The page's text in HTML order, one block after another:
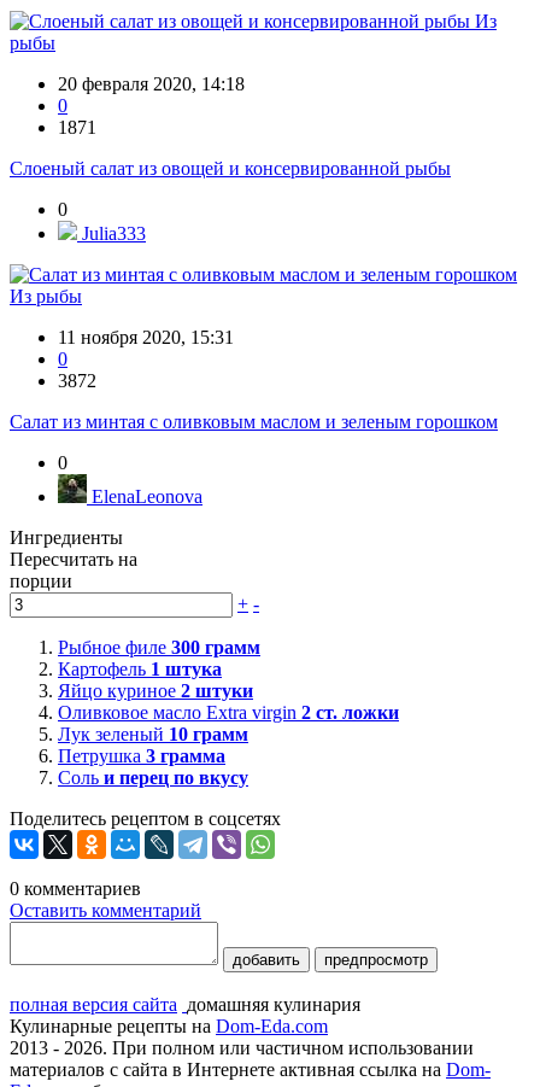
Из
рыбы
20 февраля 2020, 14:18
0
1871
Слоеный салат из овощей и консервированной рыбы
0
Julia333
Из рыбы
11 ноября 2020, 15:31
0
3872
Салат из минтая с оливковым маслом и зеленым горошком
0
ElenaLeonova
Ингредиенты
Пересчитать на
порции
+ -
Рыбное филе 300 грамм
Картофель 1 штука
Яйцо куриное 2 штуки
Оливковое масло Extra virgin 2 ст. ложки
Лук зеленый 10 грамм
Петрушка 3 грамма
Соль и перец по вкусу
Поделитесь рецептом в соцсетях
0 комментариев
Оставить комментарий
добавить предпросмотр
полная версия сайта домашняя кулинария
Кулинарные рецепты на Dom-Eda.com
2013 - 2026. При полном или частичном использовании
материалов с сайта в Интернете активная ссылка на Dom-